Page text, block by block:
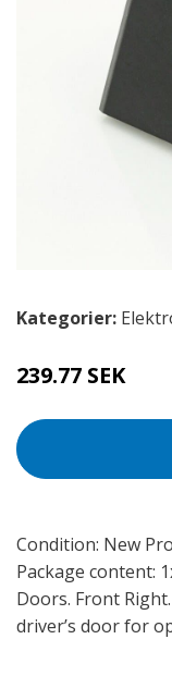
Kategorier:
239.77 SEK
Condition: New
Package content:
Doors. Front
driver’s door for